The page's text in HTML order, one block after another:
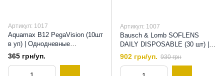
Артикул: 1017
Aquamax B12 PegaVision (10шт
в уп) | Однодневные
контактные линзы Аквамакс,
365 грн/уп.
Артикул: 1007
Bausch & Lomb SOFLENS
DAILY DISPOSABLE (30 шт) |
Однодневные контактные
линзы , 8,6
902 грн/уп. 930 грн